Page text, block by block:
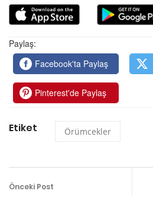
Paylaş:
Facebook'ta Paylaş
Pinterest'de Paylaş
Etiket Örümcekler
Önceki Post